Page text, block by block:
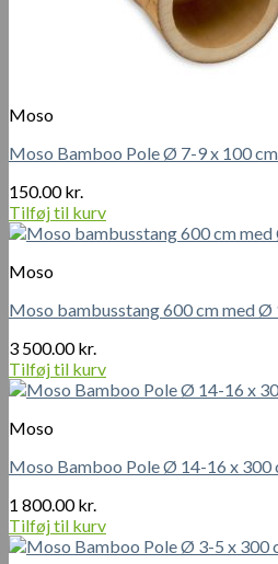
Moso
Moso Bamboo Pole Ø 7-9 x 100 cm
150.00kr.
Tilføj til kurv
Moso
Moso bambusstang 600 cm med Ø
3 500.00kr.
Tilføj til kurv
Moso
Moso Bamboo Pole Ø 14-16 x 300
1 800.00kr.
Tilføj til kurv